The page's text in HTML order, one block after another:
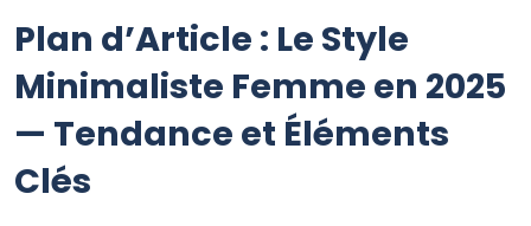
Plan d’Article : Le Style
Minimaliste Femme en 2025
— Tendance et Éléments
Clés